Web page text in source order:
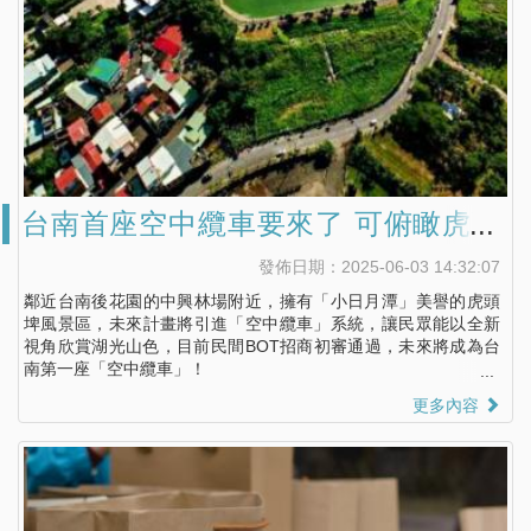
台南首座空中纜車要來了 可俯瞰虎頭
埤湖光水色VS中興林場發佈日期：2025-06-03 14:32:07
鄰近台南後花園的中興林場附近，擁有「小日月潭」美譽的虎頭
埤風景區，未來計畫將引進「空中纜車」系統，讓民眾能以全新
視角欣賞湖光山色，目前民間BOT招商初審通過，未來將成為台
南第一座「空中纜車」！
更多內容